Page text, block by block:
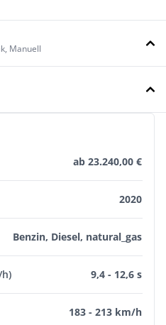
Manuell
ab 23.240,00 €
2020
Benzin, Diesel, natural_gas
9,4 - 12,6 s
183 - 213 km/h